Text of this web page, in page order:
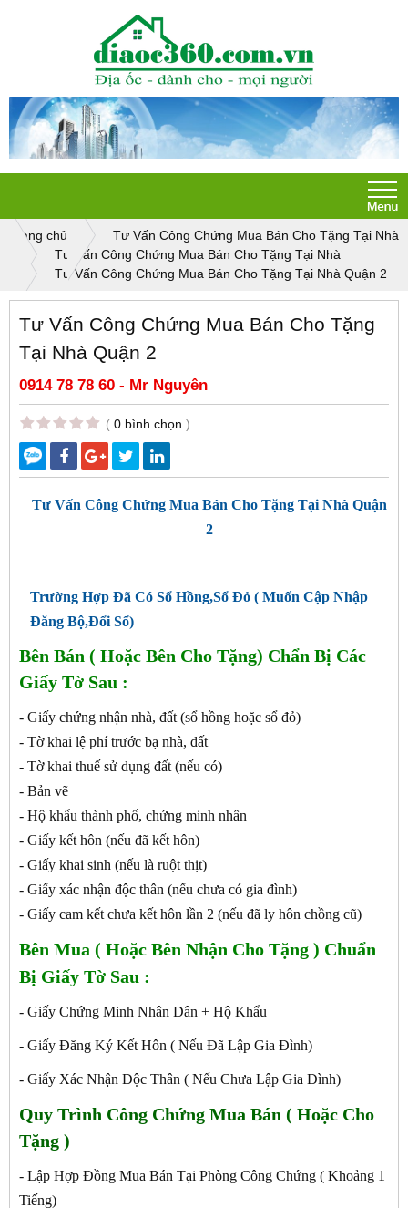
Trang chủ
Tư Vấn Công Chứng Mua Bán Cho Tặng Tại Nhà
Tư Vấn Công Chứng Mua Bán Cho Tặng Tại Nhà
Tư Vấn Công Chứng Mua Bán Cho Tặng Tại Nhà Quận 2
Tư Vấn Công Chứng Mua Bán Cho Tặng
Tại Nhà Quận 2
0914 78 78 60 - Mr Nguyên
( 0 bình chọn )
Tư Vấn Công Chứng Mua Bán Cho Tặng Tại Nhà Quận
2
Trường Hợp Đã Có Sổ Hồng,Sổ Đỏ ( Muốn Cập Nhập
Đăng Bộ,Đổi Sổ)
Bên Bán ( Hoặc Bên Cho Tặng) Chẩn Bị Các
Giấy Tờ Sau :
- Giấy chứng nhận nhà, đất (sổ hồng hoặc sổ đỏ)
- Tờ khai lệ phí trước bạ nhà, đất
- Tờ khai thuế sử dụng đất (nếu có)
- Bản vẽ
- Hộ khẩu thành phố, chứng minh nhân
- Giấy kết hôn (nếu đã kết hôn)
- Giấy khai sinh (nếu là ruột thịt)
- Giấy xác nhận độc thân (nếu chưa có gia đình)
- Giấy cam kết chưa kết hôn lần 2 (nếu đã ly hôn chồng cũ)
Bên Mua ( Hoặc Bên Nhận Cho Tặng ) Chuẩn
Bị Giấy Tờ Sau :
- Giấy Chứng Minh Nhân Dân + Hộ Khẩu
- Giấy Đăng Ký Kết Hôn ( Nếu Đã Lập Gia Đình)
- Giấy Xác Nhận Độc Thân ( Nếu Chưa Lập Gia Đình)
Quy Trình Công Chứng Mua Bán ( Hoặc Cho
Tặng )
- Lập Hợp Đồng Mua Bán Tại Phòng Công Chứng ( Khoảng 1
Tiếng)